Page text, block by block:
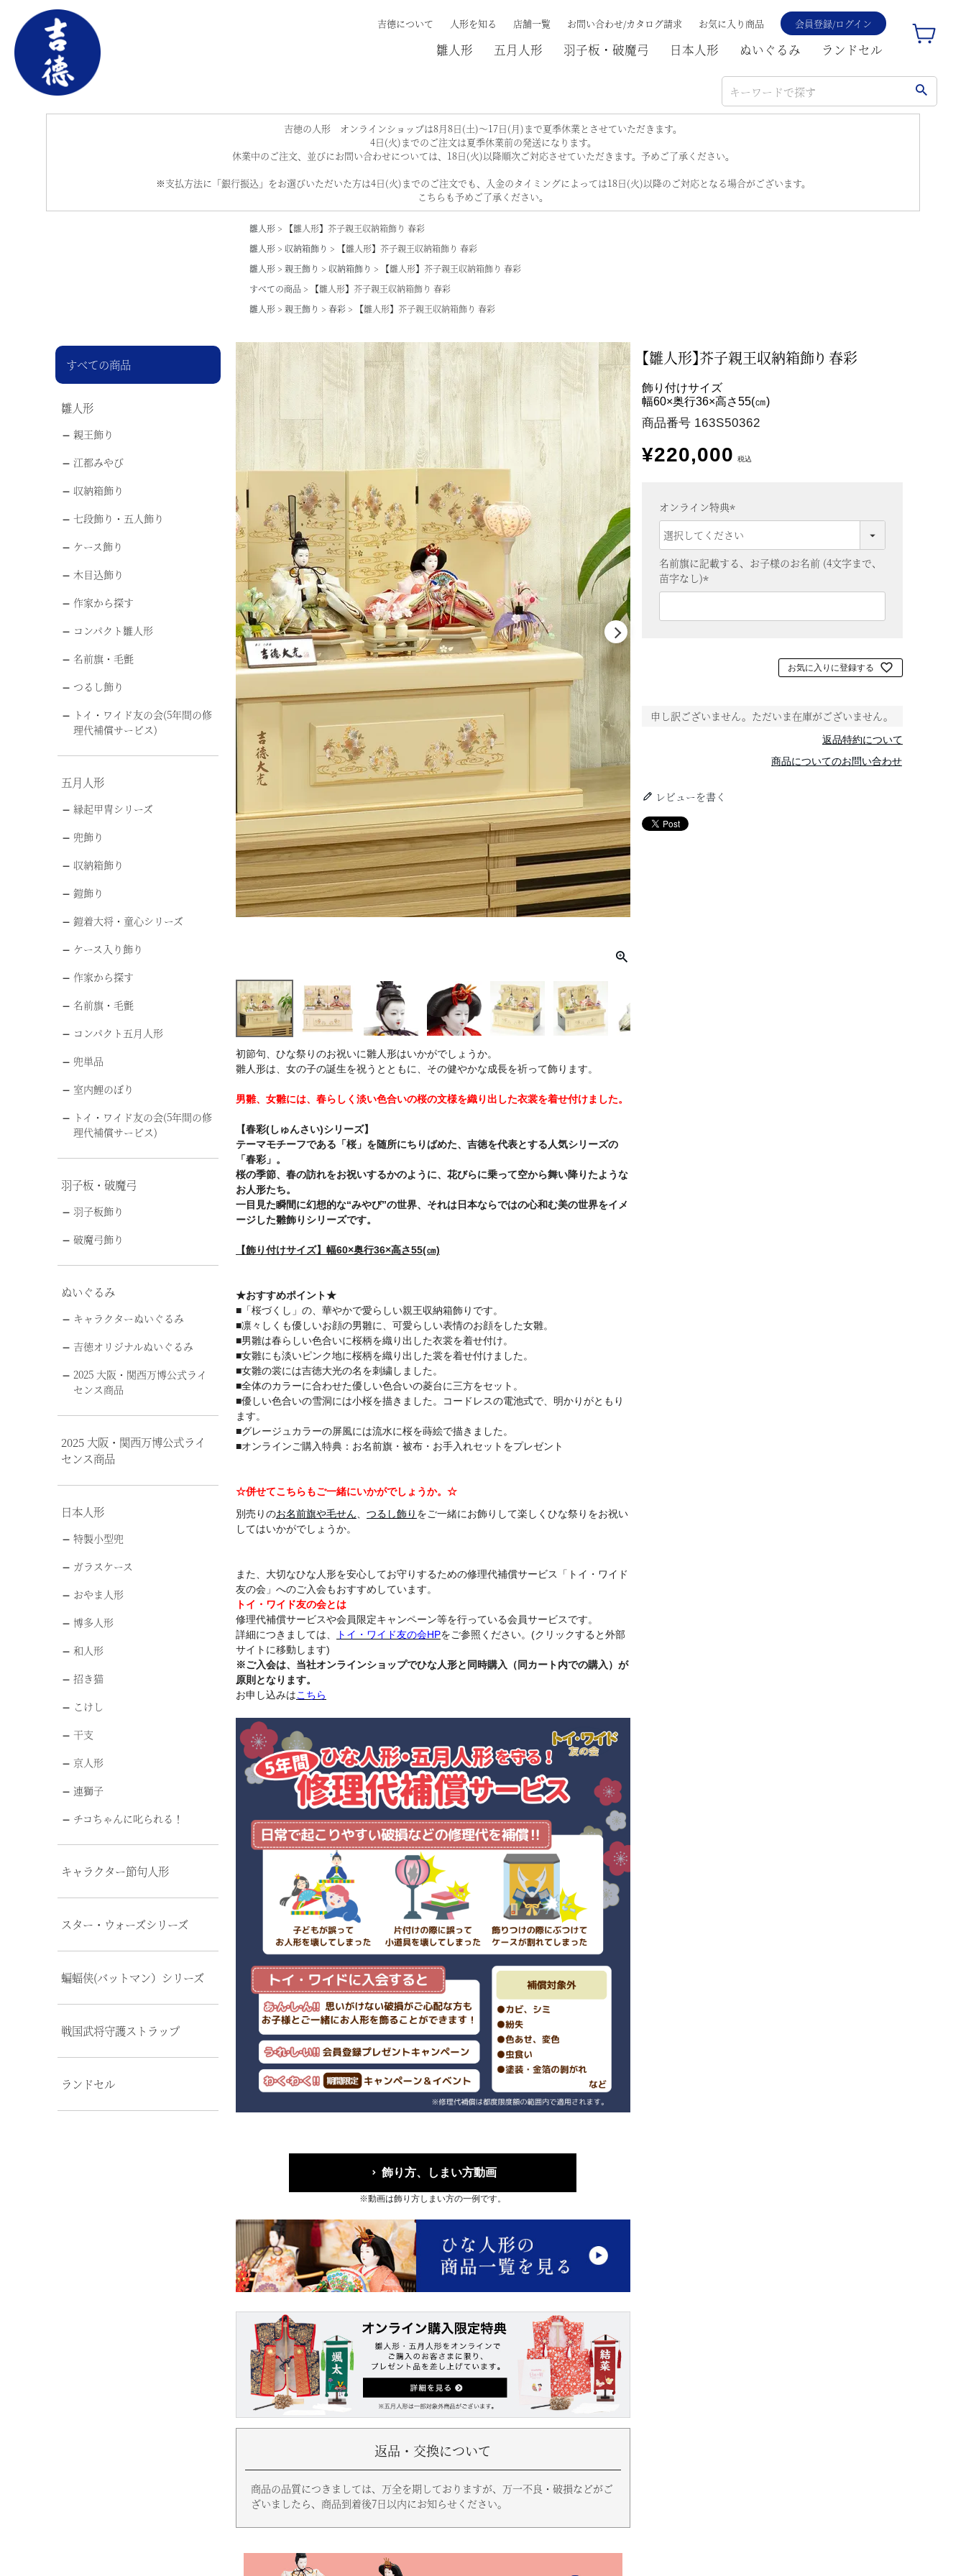
吉德について 人形を知る 店舗一覧 お問い合わせ/カタログ請求 お気に入り商品 会員登録/ログイン
雛人形 五月人形 羽子板・破魔弓 日本人形 ぬいぐるみ ランドセル
吉徳の人形 オンラインショップは8月8日(土)～17日(月)まで夏季休業とさせていただきます。
4日(火)までのご注文は夏季休業前の発送になります。
休業中のご注文、並びにお問い合わせについては、18日(火)以降順次ご対応させていただきます。予めご了承ください。
※支払方法に「銀行振込」をお選びいただいた方は4日(火)までのご注文でも、入金のタイミングによっては18日(火)以降のご対応となる場合がございます。
こちらも予めご了承ください。
雛人形
【雛人形】芥子親王収納箱飾り 春彩
雛人形
収納箱飾り
【雛人形】芥子親王収納箱飾り 春彩
雛人形
親王飾り 収納箱飾り
【雛人形】芥子親王収納箱飾り 春彩
すべての商品
【雛人形】芥子親王収納箱飾り 春彩
雛人形
親王飾り 春彩 【雛人形】芥子親王収納箱飾り 春彩
すべての商品
雛人形
親王飾り
江都みやび
収納箱飾り
七段飾り・五人飾り
ケース飾り
木目込飾り
作家から探す
コンパクト雛人形
名前旗・毛氈
つるし飾り
トイ・ワイド友の会(5年間の修
理代補償サービス)
五月人形
縁起甲冑シリーズ
兜飾り
収納箱飾り
鎧飾り
鎧着大将・童心シリーズ
ケース入り飾り
作家から探す
名前旗・毛氈
コンパクト五月人形
兜単品
室内鯉のぼり
トイ・ワイド友の会(5年間の修
理代補償サービス)
羽子板・破魔弓
羽子板飾り
破魔弓飾り
ぬいぐるみ
キャラクターぬいぐるみ
吉徳オリジナルぬいぐるみ
2025 大阪・関西万博公式ライ
センス商品
2025 大阪・関西万博公式ライ
センス商品
日本人形
特製小型兜
ガラスケース
おやま人形
博多人形
和人形
招き猫
こけし
干支
京人形
連獅子
チコちゃんに叱られる！
キャラクター節句人形
スター・ウォーズシリーズ
蝙蝠侠(バットマン）シリーズ
戦国武将守護ストラップ
ランドセル
初節句、ひな祭りのお祝いに雛人形はいかがでしょうか。
雛人形は、女の子の誕生を祝うとともに、その健やかな成長を祈って飾ります。
男雛、女雛には、春らしく淡い色合いの桜の文様を織り出した衣裳を着せ付けました。
【春彩(しゅんさい)シリーズ】
テーマモチーフである「桜」を随所にちりばめた、吉徳を代表とする人気シリーズの
「春彩」。
桜の季節、春の訪れをお祝いするかのように、花びらに乗って空から舞い降りたような
お人形たち。
一目見た瞬間に幻想的な“みやび”の世界、それは日本ならではの心和む美の世界をイメ
ージした雛飾りシリーズです。
【飾り付けサイズ】幅60×奥行36×高さ55(㎝)
★おすすめポイント★
■「桜づくし」の、華やかで愛らしい親王収納箱飾りです。
■凛々しくも優しいお顔の男雛に、可愛らしい表情のお顔をした女雛。
■男雛は春らしい色合いに桜柄を織り出した衣裳を着せ付け。
■女雛にも淡いピンク地に桜柄を織り出した裳を着せ付けました。
■女雛の裳には吉徳大光の名を刺繍しました。
■全体のカラーに合わせた優しい色合いの菱台に三方をセット。
■優しい色合いの雪洞には小桜を描きました。コードレスの電池式で、明かりがともり
ます。
■グレージュカラーの屏風には流水に桜を蒔絵で描きました。
■オンラインご購入特典：お名前旗・被布・お手入れセットをプレゼント
☆併せてこちらもご一緒にいかがでしょうか。☆
別売りのお名前旗や毛せん つるし飾り をご一緒にお飾りして楽しくひな祭りをお祝い
してはいかがでしょうか。
また、大切なひな人形を安心してお守りするための修理代補償サービス「トイ・ワイド
友の会」へのご入会もおすすめしています。
トイ・ワイド友の会とは
修理代補償サービスや会員限定キャンペーン等を行っている会員サービスです。
詳細につきましては、
トイ・ワイド友の会HPをご参照ください。(クリックすると外部
サイトに移動します)
※ご入会は、当社オンラインショップでひな人形と同時購入（同カート内での購入）が
原則となります。
お申し込みはこちら
飾り方、しまい方動画
※動画は飾り方しまい方の一例です。
返品・交換について
商品の品質につきましては、万全を期しておりますが、万一不良・破損などがご
ざいましたら、商品到着後7日以内にお知らせください。
飾り付けサイズ
幅60×奥行36×高さ55(㎝)
【雛人形】芥子親王収納箱飾り 春彩
商品番号 163S50362
¥220,000 税込
オンライン特典
必
須
)
名前旗に記載する、お子様のお名前 (4文字まで、
苗字なし)
お気に入りに登録する
申し訳ございません。ただいま在庫がございません。
返品特約について
商品についてのお問い合わせ
レビューを書く